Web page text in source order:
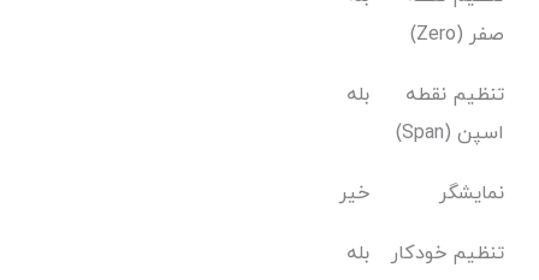
صفر (Zero)
تنظیم نقطه
اسپن (Span)
بله
نمایشگر خیر
تنظیم خودکار
بله